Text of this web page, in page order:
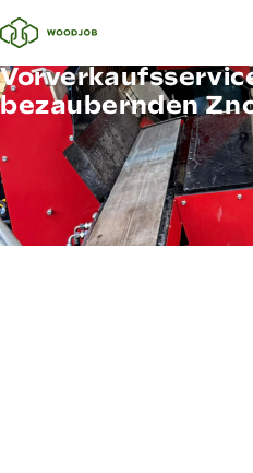
bezaubernden